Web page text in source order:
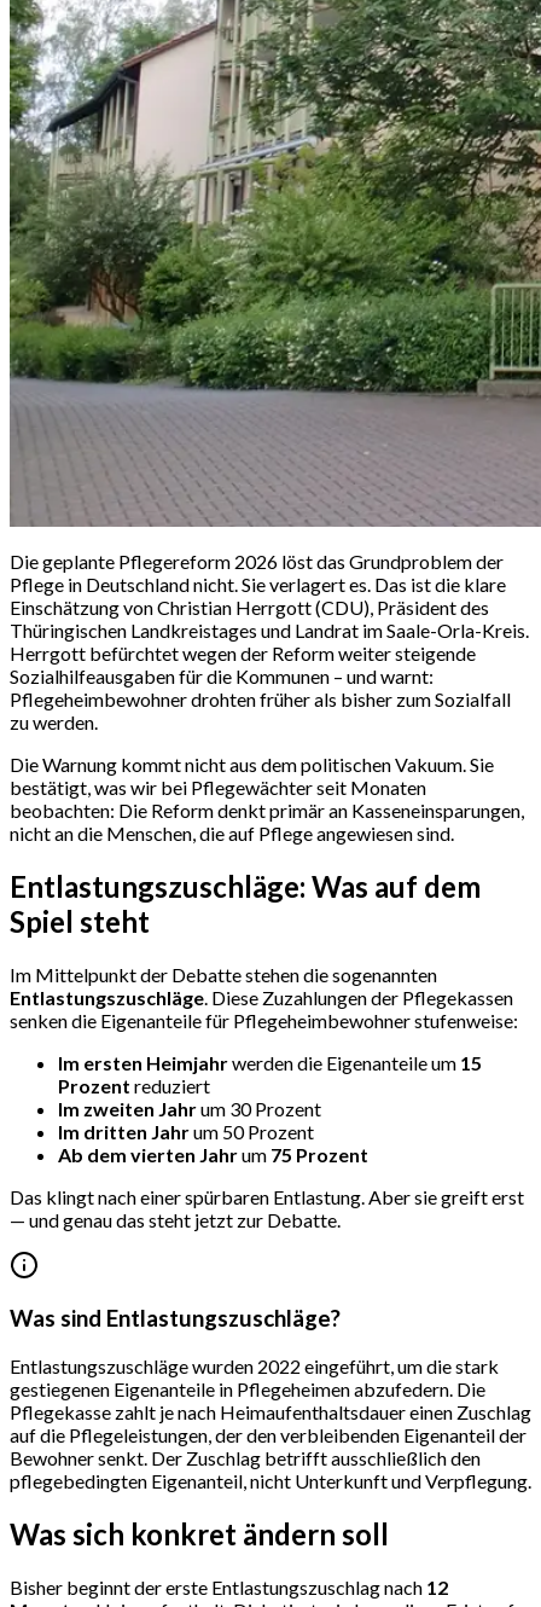
Die geplante Pflegereform 2026 löst das Grundproblem der
Pflege in Deutschland nicht. Sie verlagert es. Das ist die klare
Einschätzung von Christian Herrgott (CDU), Präsident des
Thüringischen Landkreistages und Landrat im Saale-Orla-Kreis.
Herrgott befürchtet wegen der Reform weiter steigende
Sozialhilfeausgaben für die Kommunen – und warnt:
Pflegeheimbewohner drohten früher als bisher zum Sozialfall
zu werden.
Die Warnung kommt nicht aus dem politischen Vakuum. Sie
bestätigt, was wir bei Pflegewächter seit Monaten
beobachten: Die Reform denkt primär an Kasseneinsparungen,
nicht an die Menschen, die auf Pflege angewiesen sind.
Entlastungszuschläge: Was auf dem
Spiel steht
Im Mittelpunkt der Debatte stehen die sogenannten
Entlastungszuschläge . Diese Zuzahlungen der Pflegekassen
senken die Eigenanteile für Pflegeheimbewohner stufenweise:
Im ersten Heimjahrwerden die Eigenanteile um 15
Prozent reduziert
Im zweiten Jahrum 30 Prozent
Im dritten Jahrum 50 Prozent
Ab dem vierten Jahrum 75 Prozent
Das klingt nach einer spürbaren Entlastung. Aber sie greift erst
— und genau das steht jetzt zur Debatte.
Was sind Entlastungszuschläge?
Entlastungszuschläge wurden 2022 eingeführt, um die stark
gestiegenen Eigenanteile in Pflegeheimen abzufedern. Die
Pflegekasse zahlt je nach Heimaufenthaltsdauer einen Zuschlag
auf die Pflegeleistungen, der den verbleibenden Eigenanteil der
Bewohner senkt. Der Zuschlag betrifft ausschließlich den
pflegebedingten Eigenanteil, nicht Unterkunft und Verpflegung.
Was sich konkret ändern soll
Bisher beginnt der erste Entlastungszuschlag nach 12